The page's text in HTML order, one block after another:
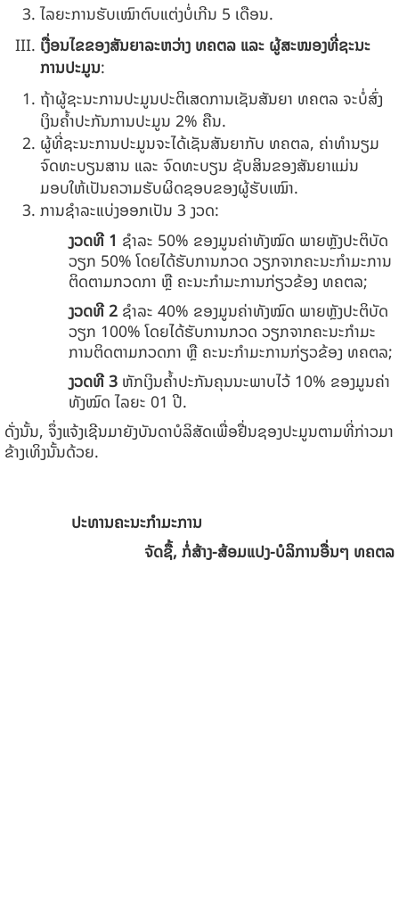
ໄລຍະການຮັບເໝົາຕົບແຕ່ງບໍ່ເກີນ 5 ເດືອນ.
ເງື່ອນໄຂຂອງສັນຍາລະຫວ່າງ ທຄຕລ ແລະ ຜູ້ສະໜອງທີ່ຊະນະ
ການປະມູນ:
ຖ້າຜູ້ຊະນະການປະມູນປະຕິເສດການເຊັນສັນຍາ ທຄຕລ ຈະບໍ່ສົ່ງ
ເງິນຄໍ້າປະກັນການປະມູນ 2% ຄືນ.
ຜູ້ທີ່ຊະນະການປະມູນຈະໄດ້ເຊັນສັນຍາກັບ ທຄຕລ, ຄ່າທໍານຽມ
ຈົດທະບຽນສານ ແລະ ຈົດທະບຽນ ຊັບສິນຂອງສັນຍາແມ່ນ
ມອບໃຫ້ເປັນຄວາມຮັບຜິດຊອບຂອງຜູ້ຮັບເໝົາ.
ການຊໍາລະແບ່ງອອກເປັນ 3 ງວດ:
ງວດທີ 1 ຊໍາລະ 50% ຂອງມູນຄ່າທັງໝົດ ພາຍຫຼັງປະຕິບັດ
ວຽກ 50% ໂດຍໄດ້ຮັບການກວດ ວຽກຈາກຄະນະກໍາມະການ
ຕິດຕາມກວດກາ ຫຼື ຄະນະກໍາມະການກ່ຽວຂ້ອງ ທຄຕລ;
ງວດທີ2 ຊໍາລະ 40% ຂອງມູນຄ່າທັງໝົດ ພາຍຫຼັງປະຕິບັດ
ວຽກ 100% ໂດຍໄດ້ຮັບການກວດ ວຽກຈາກຄະນະກໍາມະ
ການຕິດຕາມກວດກາ ຫຼື ຄະນະກໍາມະການກ່ຽວຂ້ອງ ທຄຕລ;
ງວດທີ3 ຫັກເງິນຄໍ້າປະກັນຄຸນນະພາບໄວ້ 10% ຂອງມູນຄ່າ
ທັງໝົດ ໄລຍະ 01 ປີ.
ດັ່ງນັ້ນ, ຈຶ່ງແຈ້ງເຊີນມາຍັງບັນດາບໍລິສັດເພື່ອຢື່ນຊອງປະມູນຕາມທີ່ກ່າວມາ
ຂ້າງເທິງນັ້ນດ້ວຍ.
ປະທານຄະນະກໍາມະການ
ຈັດຊື້, ກໍ່ສ້າງ-ສ້ອມແປງ-ບໍລິການອື່ນໆ ທຄຕລ